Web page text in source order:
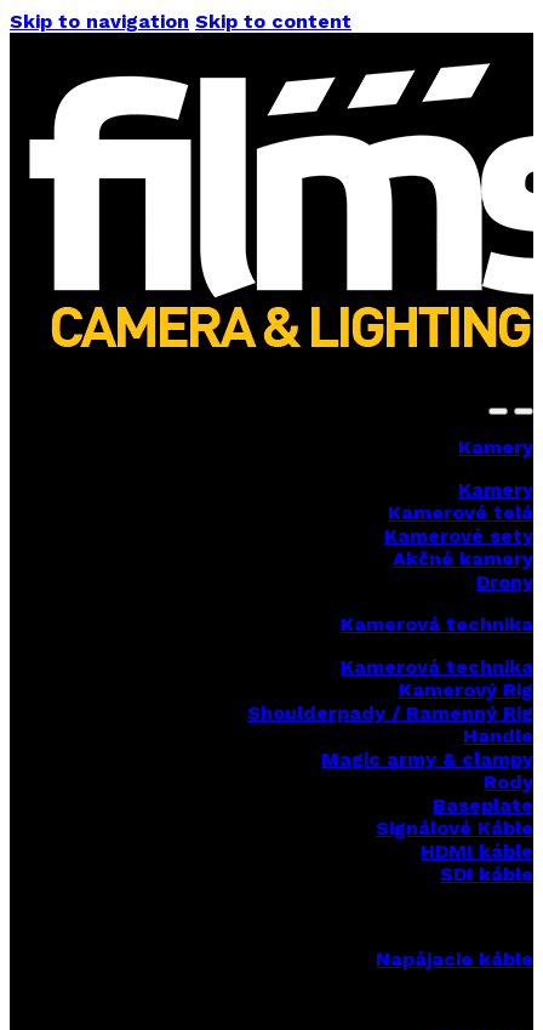
Skip to navigation Skip to content
Kamery
Kamery
Kamerové telá
Kamerové sety
Akčné kamery
Drony
Kamerová technika
Kamerová technika
Kamerový Rig
Shoulderpady / Ramenný Rig
Handle
Magic army & clampy
Rody
Baseplate
Signálové Káble
HDMI káble
SDI káble
Napájacie káble